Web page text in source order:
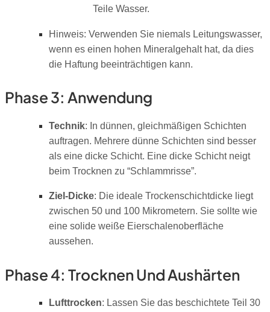
Teile Wasser.
Hinweis: Verwenden Sie niemals Leitungswasser,
wenn es einen hohen Mineralgehalt hat, da dies
die Haftung beeinträchtigen kann.
Phase 3: Anwendung
Technik: In dünnen, gleichmäßigen Schichten
auftragen. Mehrere dünne Schichten sind besser
als eine dicke Schicht. Eine dicke Schicht neigt
beim Trocknen zu “Schlammrisse”.
Ziel-Dicke: Die ideale Trockenschichtdicke liegt
zwischen 50 und 100 Mikrometern. Sie sollte wie
eine solide weiße Eierschalenoberfläche
aussehen.
Phase 4: Trocknen Und Aushärten
Lufttrocken: Lassen Sie das beschichtete Teil 30